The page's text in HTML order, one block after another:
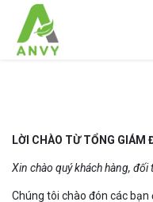
LỜI CHÀO TỪ TỔNG GIÁM
Xin chào quý khách hàng,
Chúng tôi chào đón các